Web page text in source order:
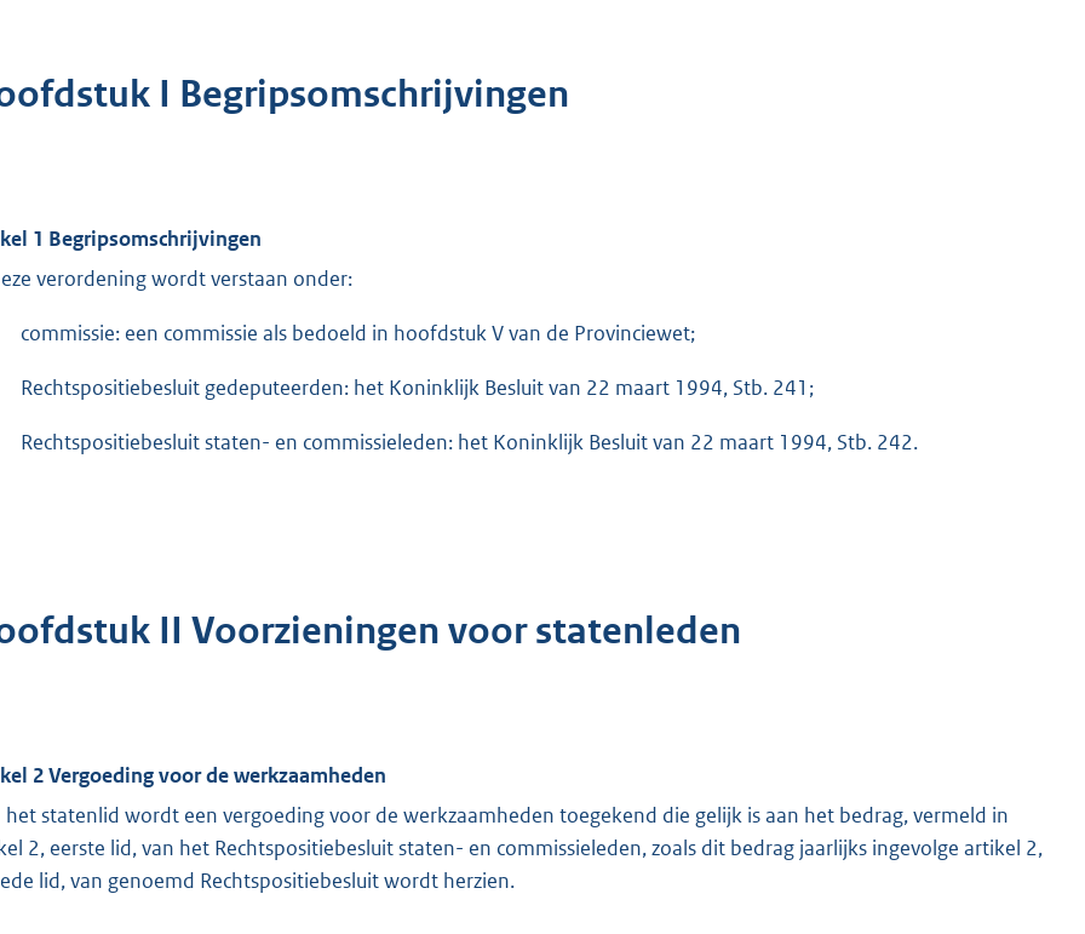
I Begripsomschrijvingen
1 Begripsomschrijvingen
verordening wordt verstaan onder:
commissie: een commissie als bedoeld in hoofdstuk V van de Provinciewet;
Rechtspositiebesluit gedeputeerden: het Koninklijk Besluit van 22 maart 1994, Stb. 241;
Rechtspositiebesluit staten- en commissieleden: het Koninklijk Besluit van 22 maart 1994, Stb. 242.
II Voorzieningen voor statenleden
2 Vergoeding voor de werkzaamheden
het statenlid wordt een vergoeding voor de werkzaamheden toegekend die gelijk is aan het bedrag, vermeld in
2, eerste lid, van het Rechtspositiebesluit staten- en commissieleden, zoals dit bedrag jaarlijks ingevolge artikel 2,
lid, van genoemd Rechtspositiebesluit wordt herzien.